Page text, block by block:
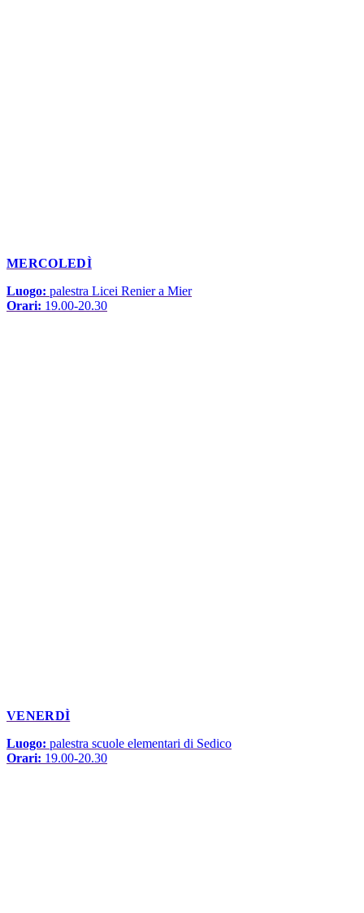
MERCOLEDÌ
Luogo: palestra Licei Renier a Mier
Orari: 19.00-20.30
VENERDÌ
Luogo: palestra scuole elementari di Sedico
Orari: 19.00-20.30